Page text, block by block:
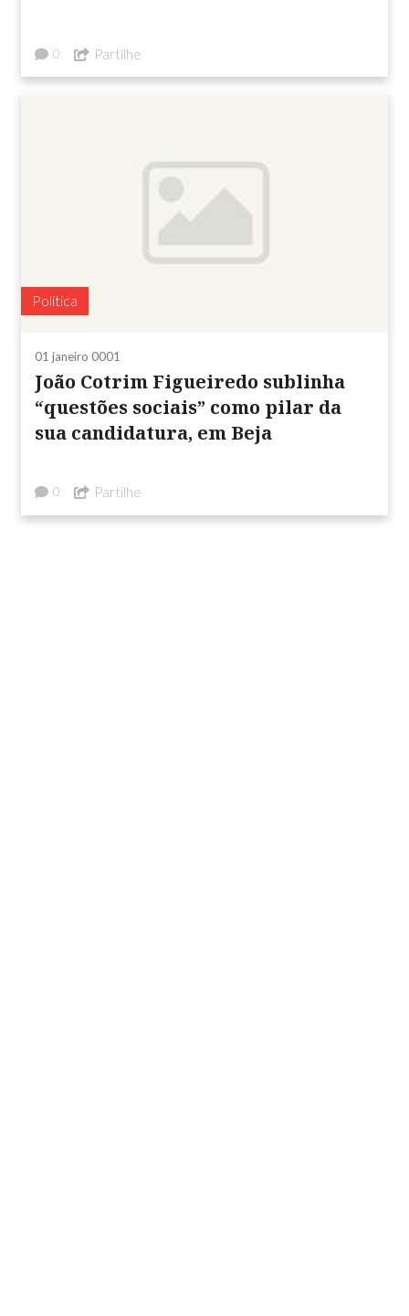
0 Partilhe
Política
01 janeiro 0001
João Cotrim Figueiredo sublinha
“questões sociais” como pilar da
sua candidatura, em Beja
0 Partilhe